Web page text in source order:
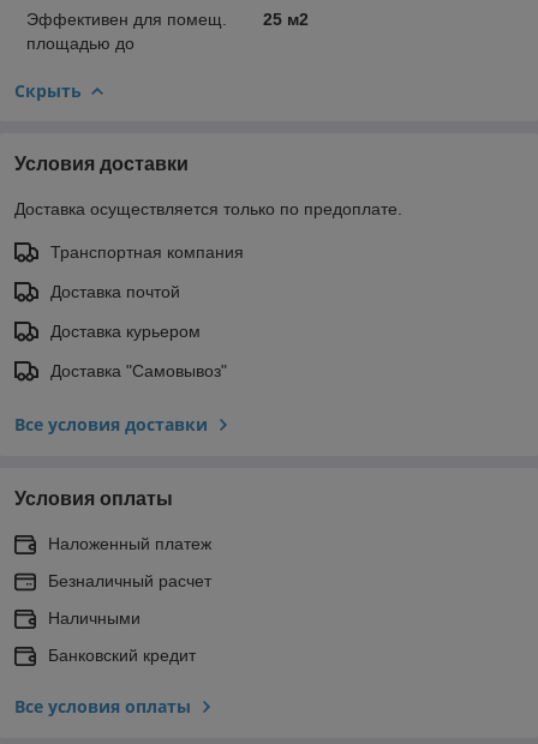
Эффективен для помещ.
площадью до
25 м2
Скрыть
Условия доставки
Доставка осуществляется только по предоплате.
Транспортная компания
Доставка почтой
Доставка курьером
Доставка "Самовывоз"
Все условия доставки
Условия оплаты
Наложенный платеж
Безналичный расчет
Наличными
Банковский кредит
Все условия оплаты